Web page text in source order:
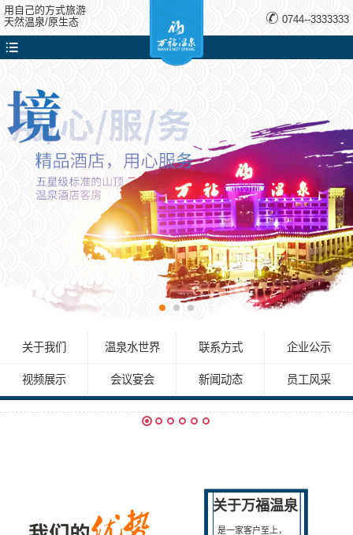
用自己的方式旅游
天然温泉/原生态
0744--3333333
关于我们 温泉水世界 联系方式 企业公示
视频展示 会议宴会 新闻动态 员工风采
关于万福温泉
是一家客户至上，